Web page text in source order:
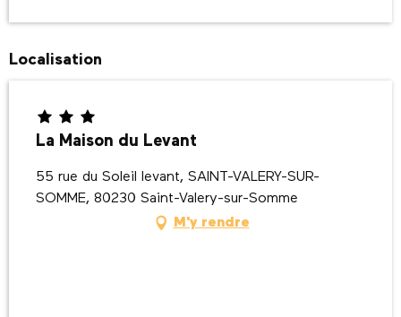
Localisation
La Maison du Levant
55 rue du Soleil levant, SAINT-VALERY-SUR-
SOMME, 80230 Saint-Valery-sur-Somme
M'y rendre